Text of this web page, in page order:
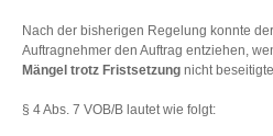
Nach der bisherigen Regelung konnte
Auftragnehmer den Auftrag entziehen,
Mängel trotz Fristsetzung nicht beseitigte.
§ 4 Abs. 7 VOB/B lautet wie folgt: